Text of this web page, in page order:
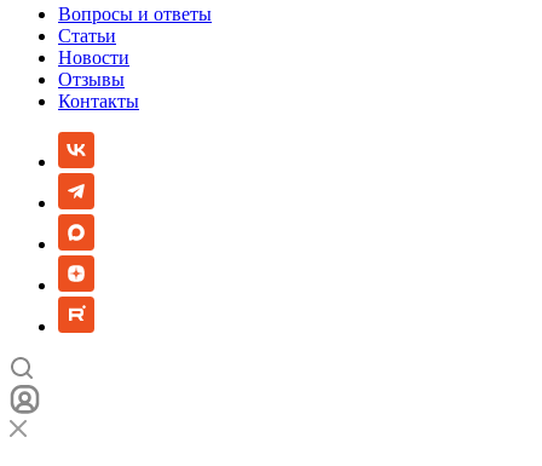
Вопросы и ответы
Статьи
Новости
Отзывы
Контакты